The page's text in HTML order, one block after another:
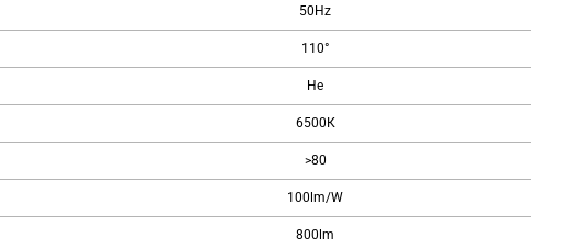
50Hz
110°
Не
6500К
>80
100lm/W
800lm